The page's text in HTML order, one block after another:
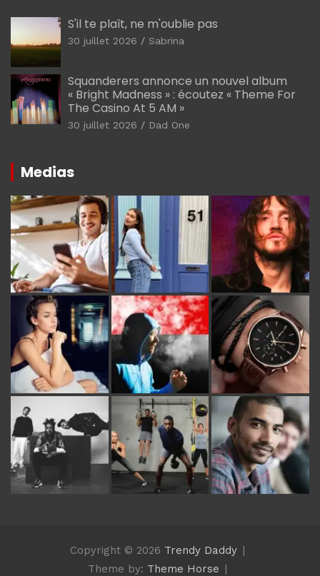
S'il te plaît, ne m'oublie pas
30 juillet 2026 Sabrina
Squanderers annonce un nouvel album
« Bright Madness » : écoutez « Theme For
The Casino At 5 AM »
30 juillet 2026 Dad One
Medias
Copyright © 2026 Trendy Daddy
Theme by: Theme Horse